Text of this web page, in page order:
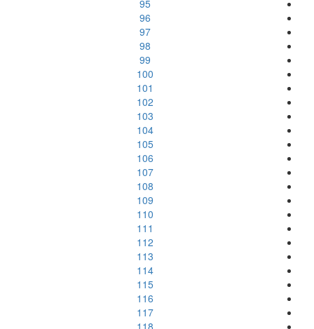
95
96
97
98
99
100
101
102
103
104
105
106
107
108
109
110
111
112
113
114
115
116
117